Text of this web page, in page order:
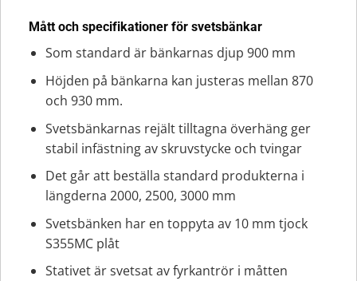
Mått och specifikationer för svetsbänkar
Som standard är bänkarnas djup 900 mm
Höjden på bänkarna kan justeras mellan 870
och 930 mm.
Svetsbänkarnas rejält tilltagna överhäng ger
stabil infästning av skruvstycke och tvingar
Det går att beställa standard produkterna i
längderna 2000, 2500, 3000 mm
Svetsbänken har en toppyta av 10 mm tjock
S355MC plåt
Stativet är svetsat av fyrkantrör i måtten